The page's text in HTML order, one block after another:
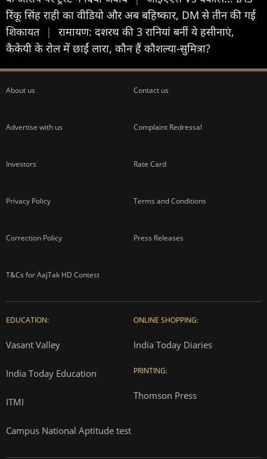
रिंकू सिंह राही का वीडियो और अब बहिष्कार, DM से तीन की गई
शिकायत |
रामायण: दशरथ की 3 रानियां बनीं ये हसीनाएं,
कैकेयी के रोल में छाईं लारा, कौन हैं कौशल्या-सुमित्रा?
About us Contact us
Advertise with us Complaint Redressal
Investors Rate Card
Privacy Policy Terms and Conditions
Correction Policy Press Releases
T&Cs for AajTak HD Contest
EDUCATION:
Vasant Valley
India Today Education
ITMI
Campus National Aptitude test
ONLINE SHOPPING:
India Today Diaries
PRINTING:
Thomson Press